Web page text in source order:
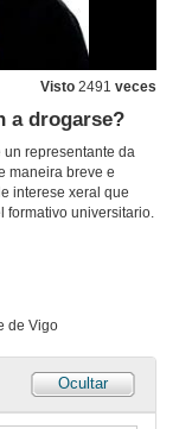
Visto 2491 veces
a drogarse?
representante da
maneira breve e
interese xeral que
formativo universitario.
de Vigo
Ocultar
¿Por que o cadro de Las Meninas se chama así?
¿O experimento subliminal dos flocos de millo e a Coca-Cola chegou a realizarse?
¿Que é a esquizofrenia e quen a padece?